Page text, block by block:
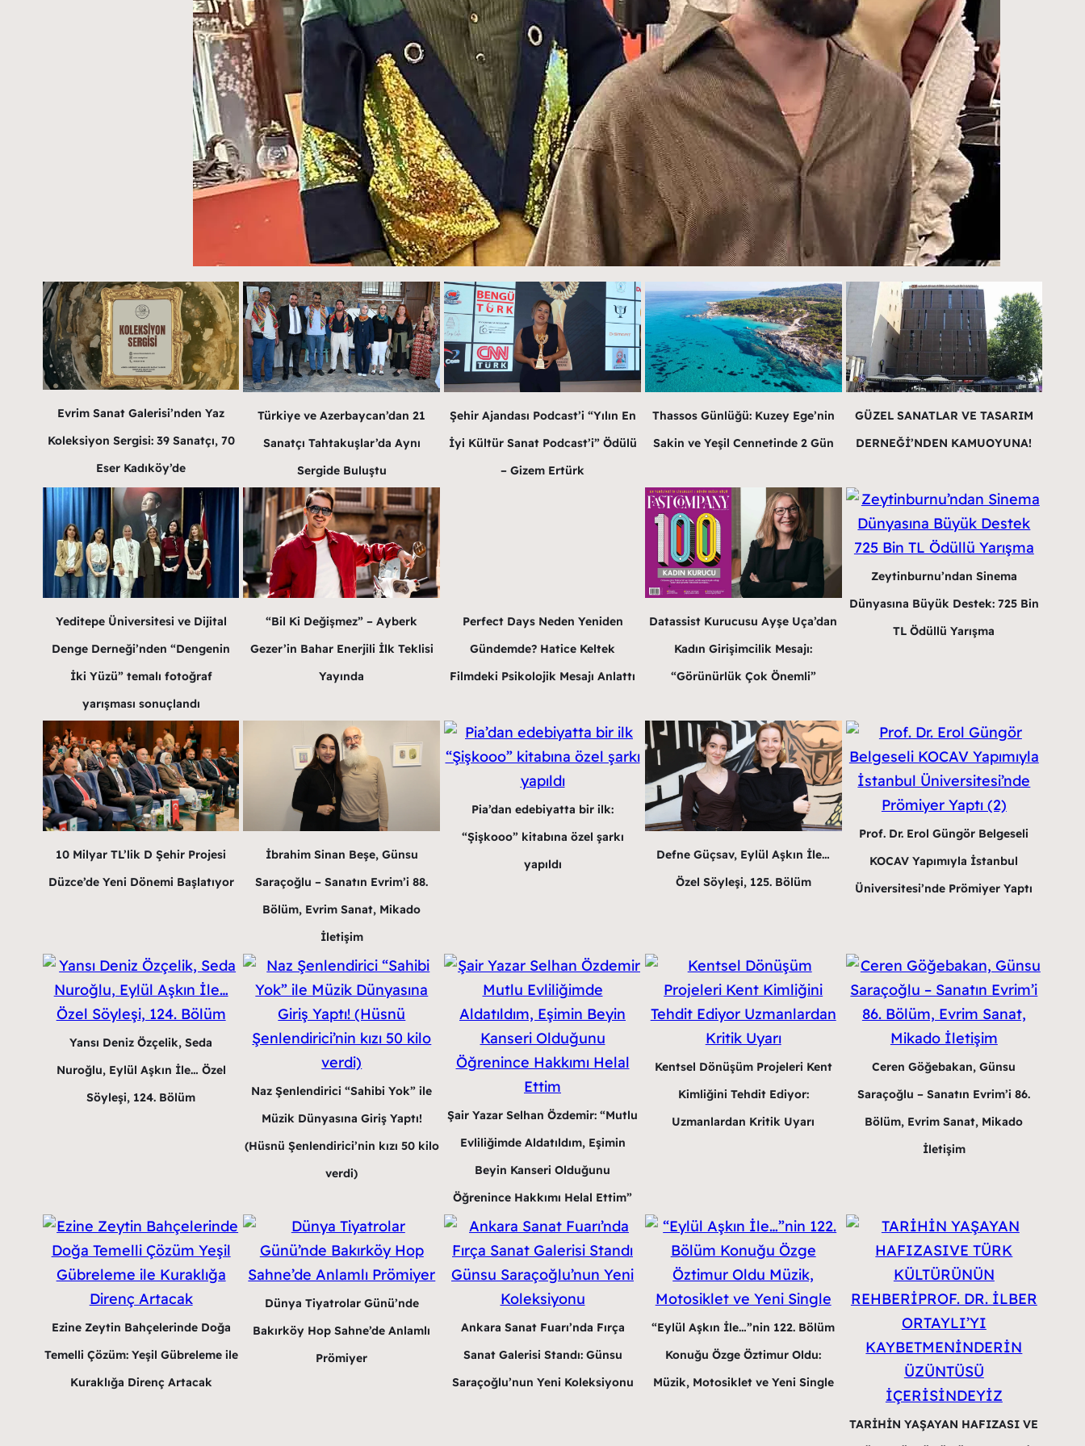
Evrim Sanat Galerisi’nden Yaz
Koleksiyon Sergisi: 39 Sanatçı, 70
Eser Kadıköy’de
Türkiye ve Azerbaycan’dan 21
Sanatçı Tahtakuşlar’da Aynı
Sergide Buluştu
Şehir Ajandası Podcast’i “Yılın En
İyi Kültür Sanat Podcast’i” Ödülü
– Gizem Ertürk
Thassos Günlüğü: Kuzey Ege’nin
Sakin ve Yeşil Cennetinde 2 Gün
GÜZEL SANATLAR VE TASARIM
DERNEĞİ’NDEN KAMUOYUNA!
Yeditepe Üniversitesi ve Dijital
Denge Derneği’nden “Dengenin
İki Yüzü” temalı fotoğraf
yarışması sonuçlandı
“Bil Ki Değişmez” – Ayberk
Gezer’in Bahar Enerjili İlk Teklisi
Yayında
Perfect Days Neden Yeniden
Gündemde? Hatice Keltek
Filmdeki Psikolojik Mesajı Anlattı
Datassist Kurucusu Ayşe Uça’dan
Kadın Girişimcilik Mesajı:
“Görünürlük Çok Önemli”
Zeytinburnu’ndan Sinema
Dünyasına Büyük Destek: 725 Bin
TL Ödüllü Yarışma
10 Milyar TL’lik D Şehir Projesi
Düzce’de Yeni Dönemi Başlatıyor
İbrahim Sinan Beşe, Günsu
Saraçoğlu – Sanatın Evrim’i 88.
Bölüm, Evrim Sanat, Mikado
İletişim
Pia’dan edebiyatta bir ilk:
“Şişkooo” kitabına özel şarkı
yapıldı
Defne Güçsav, Eylül Aşkın İle…
Özel Söyleşi, 125. Bölüm
Prof. Dr. Erol Güngör Belgeseli
KOCAV Yapımıyla İstanbul
Üniversitesi’nde Prömiyer Yaptı
Yansı Deniz Özçelik, Seda
Nuroğlu, Eylül Aşkın İle… Özel
Söyleşi, 124. Bölüm
Naz Şenlendirici “Sahibi Yok” ile
Müzik Dünyasına Giriş Yaptı!
(Hüsnü Şenlendirici’nin kızı 50 kilo
verdi)
Şair Yazar Selhan Özdemir: “Mutlu
Evliliğimde Aldatıldım, Eşimin
Beyin Kanseri Olduğunu
Öğrenince Hakkımı Helal Ettim”
Kentsel Dönüşüm Projeleri Kent
Kimliğini Tehdit Ediyor:
Uzmanlardan Kritik Uyarı
Ceren Göğebakan, Günsu
Saraçoğlu – Sanatın Evrim’i 86.
Bölüm, Evrim Sanat, Mikado
İletişim
Ezine Zeytin Bahçelerinde Doğa
Temelli Çözüm: Yeşil Gübreleme ile
Kuraklığa Direnç Artacak
Dünya Tiyatrolar Günü’nde
Bakırköy Hop Sahne’de Anlamlı
Prömiyer
Ankara Sanat Fuarı’nda Fırça
Sanat Galerisi Standı: Günsu
Saraçoğlu’nun Yeni Koleksiyonu
“Eylül Aşkın İle…”nin 122. Bölüm
Konuğu Özge Öztimur Oldu:
Müzik, Motosiklet ve Yeni Single
TARİHİN YAŞAYAN HAFIZASI VE